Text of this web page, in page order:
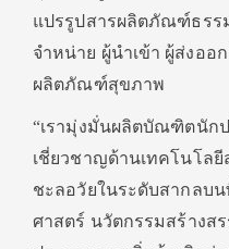
แปรรูปสารผลิตภัณฑ์ธรร
จำหน่าย ผู้นำเข้า ผู้ส่งอ
ผลิตภัณฑ์สุขภาพ
“เรามุ่งมั่นผลิตบัณฑิตนัก
เชี่ยวชาญด้านเทคโนโลยี
ชะลอวัยในระดับสากลบ
ศาสตร์ นวัตกรรมสร้างส